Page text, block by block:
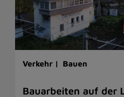
Verkehr | Bauen
Bauarbeiten auf der